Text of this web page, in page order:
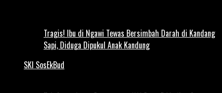
Tragis! Ibu di Ngawi Tewas Bersimbah Darah di Kandang
Sapi, Diduga Dipukul Anak Kandung
SKI SosEkBud